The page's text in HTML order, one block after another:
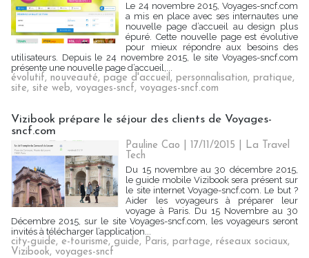
Le 24 novembre 2015, Voyages-sncf.com
a mis en place avec ses internautes une
nouvelle page d’accueil au design plus
épuré. Cette nouvelle page est évolutive
pour mieux répondre aux besoins des
utilisateurs. Depuis le 24 novembre 2015, le site Voyages-sncf.com
présente une nouvelle page d’accueil,...
évolutif, nouveauté, page d'accueil, personnalisation, pratique,
site, site web, voyages-sncf, voyages-sncf.com
Vizibook prépare le séjour des clients de Voyages-
sncf.com
Pauline Cao | 17/11/2015
La Travel
Tech
Du 15 novembre au 30 décembre 2015,
le guide mobile Vizibook sera présent sur
le site internet Voyage-sncf.com. Le but ?
Aider les voyageurs à préparer leur
voyage à Paris. Du 15 Novembre au 30
Décembre 2015, sur le site Voyages-sncf.com, les voyageurs seront
invités à télécharger l’application...
city-guide, e-tourisme, guide, Paris, partage, réseaux sociaux,
Vizibook, voyages-sncf